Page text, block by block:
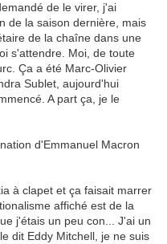
de le virer, j'ai
de la saison dernière, mais
de la chaîne dans une
s'attendre. Moi, de toute
Ça a été Marc-Olivier
Sublet, aujourd'hui
A part ça, je le
d'Emmanuel Macron
à clapet et ça faisait marrer
affiché est de la
j'étais un peu con... J'ai un
dit Eddy Mitchell, je ne suis